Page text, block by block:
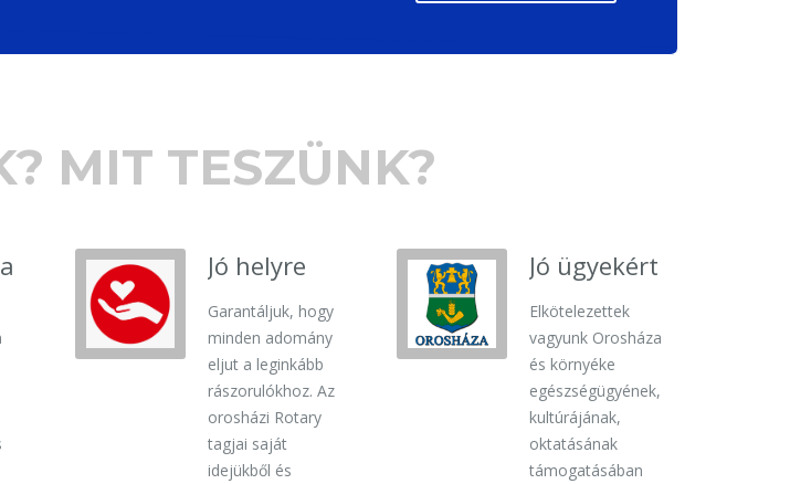
MIT TESZÜNK?
Jó helyre
Garantáljuk, hogy
minden adomány
eljut a leginkább
rászorulókhoz. Az
orosházi Rotary
tagjai saját
idejükből és
Jó ügyekért
Elkötelezettek
vagyunk Orosháza
és környéke
egészségügyének,
kultúrájának,
oktatásának
támogatásában